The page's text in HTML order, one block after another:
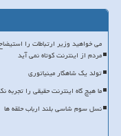
می خواهید وزیر ارتباطات را
مردم از اینترنت کوتاه نمی آید
تولد یک شاهکار مینیاتوری
ما هیچ گاه اینترنت حقیقی را تجربه
نسل سوم شاسی بلند ارباب حلقه ها